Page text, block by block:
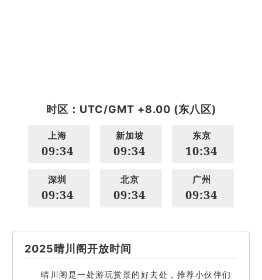
时区：UTC/GMT +8.00 (东八区)
上海
09:34
新加坡
09:34
东京
10:34
深圳
09:34
北京
09:34
广州
09:34
2025晴川阁开放时间
晴川阁是一处游玩赏景的好去处，推荐小伙伴们